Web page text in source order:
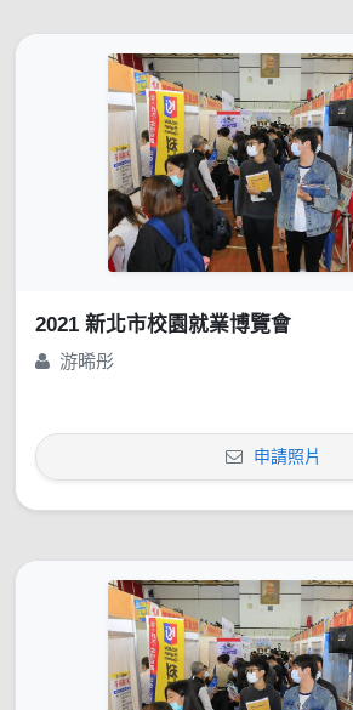
2021 新北市校園就業博覽會
游晞彤
申請照片